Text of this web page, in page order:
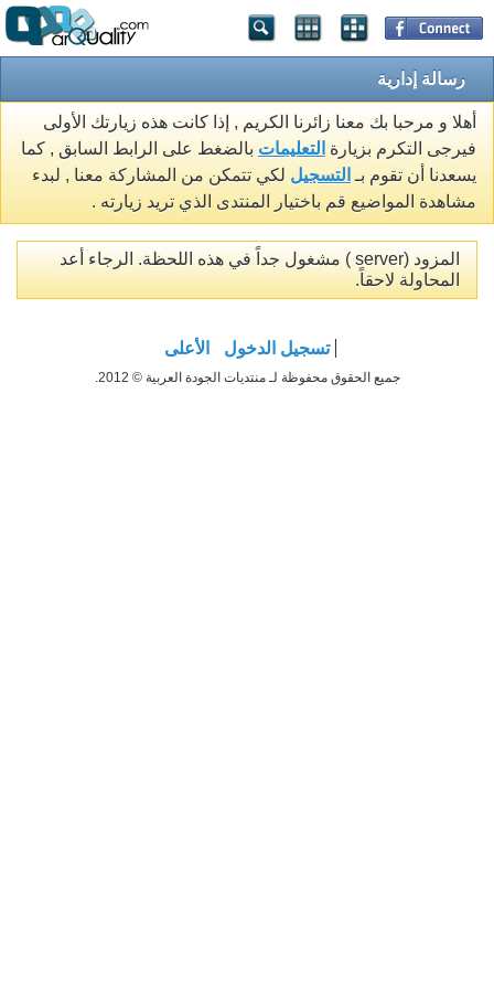
رسالة إدارية
أهلا و مرحبا بك معنا زائرنا الكريم , إذا كانت هذه زيارتك الأولى
فيرجى التكرم بزيارة التعليمات بالضغط على الرابط السابق , كما
يسعدنا أن تقوم بـ التسجيل لكي تتمكن من المشاركة معنا , لبدء
مشاهدة المواضيع قم باختيار المنتدى الذي تريد زيارته .
المزود (server ) مشغول جداً في هذه اللحظة. الرجاء أعد
المحاولة لاحقاً.
تسجيل الدخول الأعلى
جميع الحقوق محفوظة لـ منتديات الجودة العربية © 2012.